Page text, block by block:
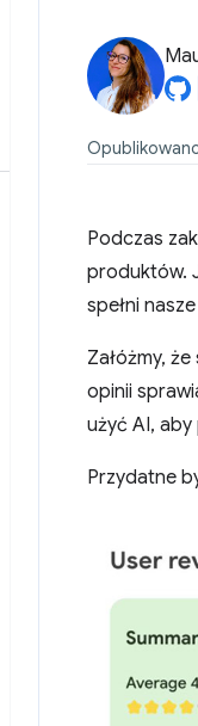
Podczas
produktów.
spełni
Załóżmy,
opinii
użyć AI,
Przydatne